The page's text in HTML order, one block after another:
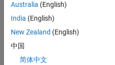
malgré
tout
vous
trouvez
pas
Australia (English)
India (English)
New Zealand (English)
中国
简体中文